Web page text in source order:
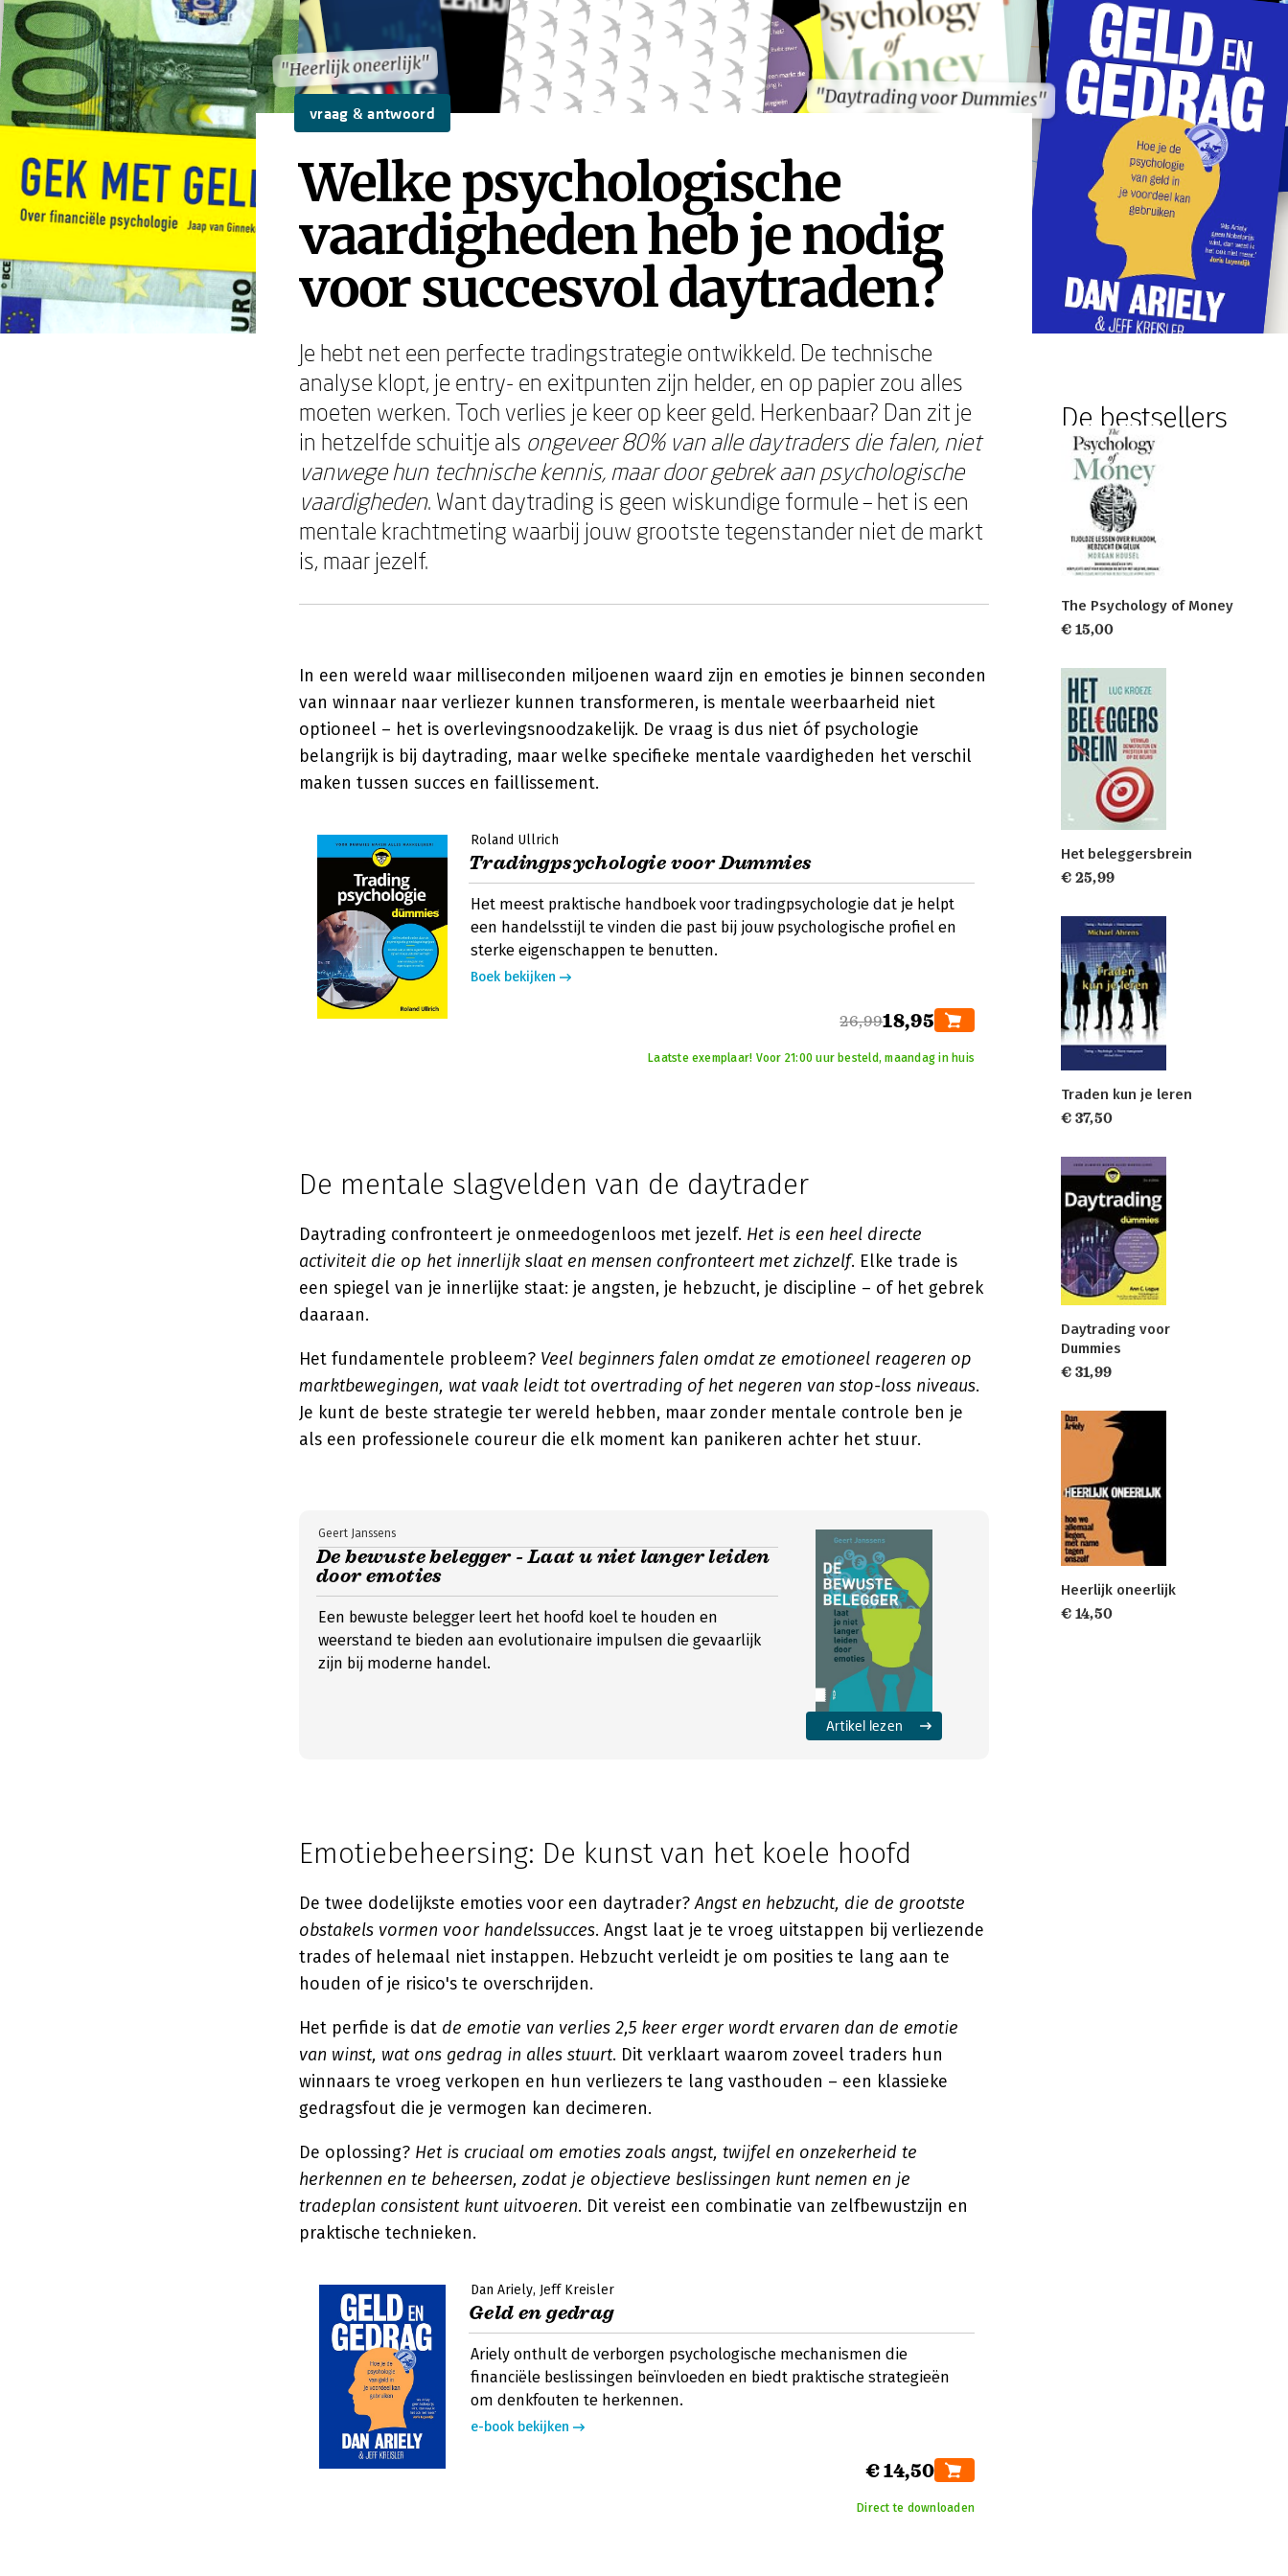
"Heerlijk oneerlijk"
"Daytrading voor Dummies"
"Heerlijk oneerlijk"
"Daytrading voor Dummies"
vraag & antwoord
Welke psychologische
vaardigheden heb je nodig
voor succesvol daytraden?
Je hebt net een perfecte tradingstrategie ontwikkeld. De technische
analyse klopt, je entry- en exitpunten zijn helder, en op papier zou alles
moeten werken. Toch verlies je keer op keer geld. Herkenbaar? Dan zit je
in hetzelfde schuitje als ongeveer 80% van alle daytraders die falen, niet
vanwege hun technische kennis, maar door gebrek aan psychologische
vaardigheden. Want daytrading is geen wiskundige formule – het is een
mentale krachtmeting waarbij jouw grootste tegenstander niet de markt
is, maar jezelf.
In een wereld waar milliseconden miljoenen waard zijn en emoties je binnen seconden
van winnaar naar verliezer kunnen transformeren, is mentale weerbaarheid niet
optioneel – het is overlevingsnoodzakelijk. De vraag is dus niet óf psychologie
belangrijk is bij daytrading, maar welke specifieke mentale vaardigheden het verschil
maken tussen succes en faillissement.
Roland Ullrich
Tradingpsychologie voor Dummies
Het meest praktische handboek voor tradingpsychologie dat je helpt
een handelsstijl te vinden die past bij jouw psychologische profiel en
sterke eigenschappen te benutten.
Boek bekijken
26,9918,95
Laatste exemplaar! Voor 21:00 uur besteld, maandag in huis
De mentale slagvelden van de daytrader
Daytrading confronteert je onmeedogenloos met jezelf. Het is een heel directe
activiteit die op het innerlijk slaat en mensen confronteert met zichzelf. Elke trade is
een spiegel van je innerlijke staat: je angsten, je hebzucht, je discipline – of het gebrek
daaraan.
Het fundamentele probleem? Veel beginners falen omdat ze emotioneel reageren op
marktbewegingen, wat vaak leidt tot overtrading of het negeren van stop-loss niveaus.
Je kunt de beste strategie ter wereld hebben, maar zonder mentale controle ben je
als een professionele coureur die elk moment kan panikeren achter het stuur.
De bewuste belegger - Laat u niet langer leiden
door emoties
Geert Janssens
Een bewuste belegger leert het hoofd koel te houden en
weerstand te bieden aan evolutionaire impulsen die gevaarlijk
zijn bij moderne handel.
Artikel lezen
Emotiebeheersing: De kunst van het koele hoofd
De twee dodelijkste emoties voor een daytrader?Angst en hebzucht, die de grootste
obstakels vormen voor handelssucces. Angst laat je te vroeg uitstappen bij verliezende
trades of helemaal niet instappen. Hebzucht verleidt je om posities te lang aan te
houden of je risico's te overschrijden.
Het perfide is dat de emotie van verlies 2,5 keer erger wordt ervaren dan de emotie
van winst, wat ons gedrag in alles stuurt. Dit verklaart waarom zoveel traders hun
winnaars te vroeg verkopen en hun verliezers te lang vasthouden – een klassieke
gedragsfout die je vermogen kan decimeren.
De oplossing? Het is cruciaal om emoties zoals angst, twijfel en onzekerheid te
herkennen en te beheersen, zodat je objectieve beslissingen kunt nemen en je
tradeplan consistent kunt uitvoeren. Dit vereist een combinatie van zelfbewustzijn en
praktische technieken.
Dan Ariely Jeff Kreisler
Geld en gedrag
Ariely onthult de verborgen psychologische mechanismen die
financiële beslissingen beïnvloeden en biedt praktische strategieën
om denkfouten te herkennen.
e-book bekijken
€ 14,50
Direct te downloaden
De bestsellers
The Psychology of Money
€ 15,00
Het beleggersbrein
€ 25,99
Traden kun je leren
€ 37,50
Daytrading voor
Dummies
€ 31,99
Heerlijk oneerlijk
€ 14,50